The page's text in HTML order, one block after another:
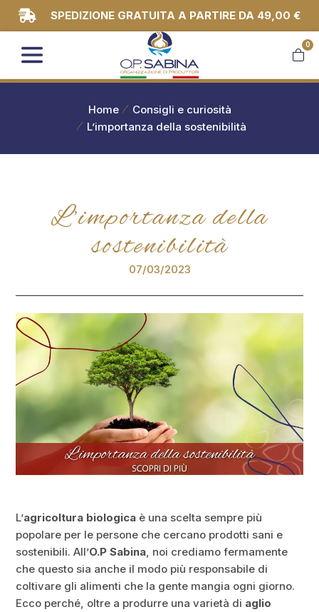
SPEDIZIONE GRATUITA A PARTIRE DA 49,00 €
0
Home
Consigli e curiosità
L’importanza della sostenibilità
L’importanza della
sostenibilità
07/03/2023
L’agricoltura biologica è una scelta sempre più
popolare per le persone che cercano prodotti sani e
sostenibili. All’O.P Sabina, noi crediamo fermamente
che questo sia anche il modo più responsabile di
coltivare gli alimenti che la gente mangia ogni giorno.
Ecco perché, oltre a produrre una varietà di aglio